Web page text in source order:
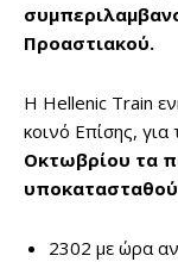
Προαστιακού.
Η Hellenic Train
κοινό Επίσης, για
Οκτωβρίου τα
2302 με ώρα